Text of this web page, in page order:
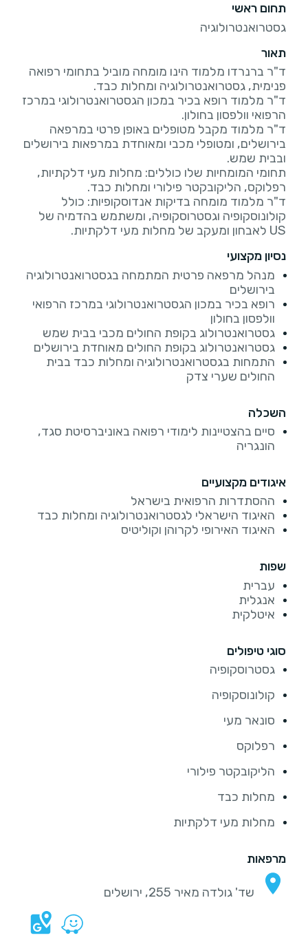
תחום ראשי
גסטרואנטרולוגיה
תאור
ד"ר ברנרדו מלמוד הינו מומחה מוביל בתחומי רפואה
ד"ר מלמוד רופא בכיר במכון הגסטרואנטרולוגי במרכז
ד"ר מלמוד מקבל מטופלים באופן פרטי במרפאה
בירושלים, ומטופלי מכבי ומאוחדת במרפאות בירושלים
תחומי המומחיות שלו כוללים: מחלות מעי דלקתיות,
ד"ר מלמוד מומחה בדיקות אנדוסקופיות: כולל
קולונוסקופיה וגסטרוסקופיה, ומשתמש בהדמיה של
US לאבחון ומעקב של מחלות מעי דלקתיות.
נסיון מקצועי
מנהל מרפאה פרטית המתמחה בגסטרואנטרולוגיה
בירושלים
רופא בכיר במכון הגסטרואנטרולוגי במרכז הרפואי
וולפסון בחולון
גסטרואנטרולוג בקופת החולים מכבי בבית שמש
גסטרואנטרולוג בקופת החולים מאוחדת בירושלים
התמחות בגסטרואנטרולוגיה ומחלות כבד בבית
החולים שערי צדק
השכלה
סיים בהצטיינות לימודי רפואה באוניברסיטת סגד,
הונגריה
איגודים מקצועיים
ההסתדרות הרפואית בישראל
האיגוד הישראלי לגסטרואנטרולוגיה ומחלות כבד
האיגוד האירופי לקרוהן וקוליטיס
שפות
עברית
אנגלית
איטלקית
סוגי טיפולים
גסטרוסקופיה
קולונוסקופיה
סונאר מעי
רפלוקס
הליקובקטר פילורי
מחלות כבד
מחלות מעי דלקתיות
מרפאות
שד' גולדה מאיר 255, ירושלים